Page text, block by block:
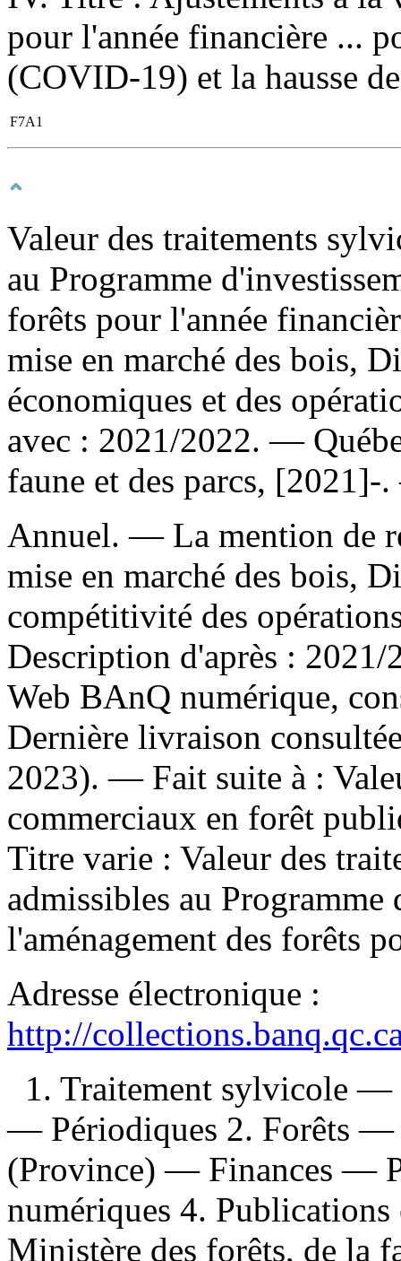
pour l'année financière ...
(COVID-19) et la hausse
F7A1
Valeur des traitements
au Programme
forêts pour l'année
mise en marché des bois,
économiques et des
avec : 2021/2022. —
faune et des parcs,
Annuel. — La mention de
mise en marché des bois,
compétitivité des
Description d'après :
Web BAnQ numérique,
Dernière livraison
2023). — Fait suite à :
commerciaux en forêt
Titre varie : Valeur des
admissibles au
l'aménagement des forêts
Adresse électronique :
http://
1. Traitement sylvicole —
— Périodiques 2. Forêts
(Province) — Finances —
numériques 4.
Ministère des forêts, de la